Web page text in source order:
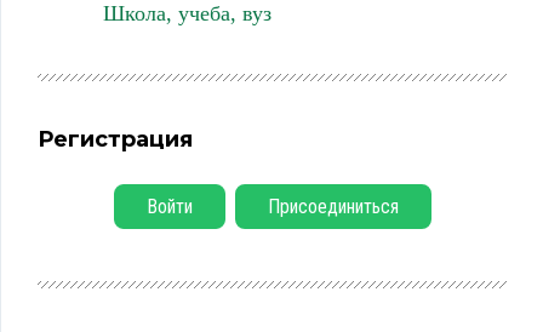
Школа, учеба, вуз
Регистрация
Войти Присоединиться